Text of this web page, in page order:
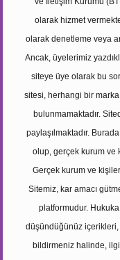
olarak hizmet
olarak denetleme veya
Ancak, üyelerimiz
siteye üye olarak bu
sitesi, herhangi bir
bulunmamaktadır.
paylaşılmaktadır.
olup, gerçek kurum ve
Gerçek kurum ve
Sitemiz, kar amacı
platformudur.
düşündüğünüz içerikleri,
bildirmeniz halinde,